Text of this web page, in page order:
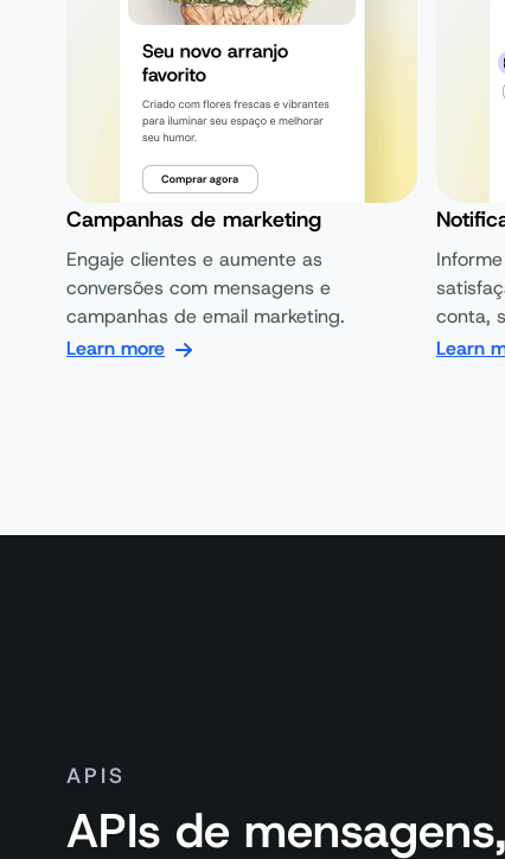
Campanhas de marketing
Engaje clientes e aumente as
conversões com mensagens e
campanhas de email marketing.
Learn more
conta,
Learn
APIS
APIs de